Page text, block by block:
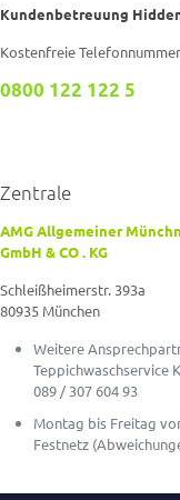
Kundenbetreuung
Kostenfreie Telefonnummer
0800 122 122 5
Zentrale
AMG Allgemeiner
GmbH & CO . KG
Schleißheimerstr. 393a
80935 München
Weitere
Teppichwaschservice
089 / 307 604 93
Montag bis Freitag
Festnetz